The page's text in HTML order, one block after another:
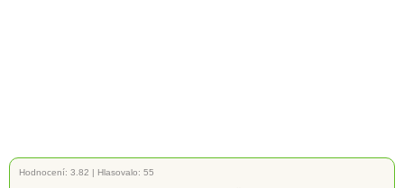
Hodnocení: 3.82 | Hlasovalo: 55